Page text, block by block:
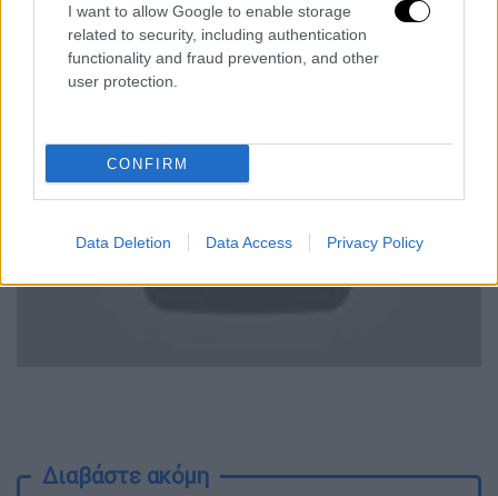
I want to allow Google to enable storage
related to security, including authentication
functionality and fraud prevention, and other
user protection.
CONFIRM
Data Deletion Data Access Privacy Policy
Χτύπησα πάρα πολύ, αλλά δεν με νοιάζει.
Σημασία έχει που το παιδί μου είναι καλά,
που είμαστε όλοι ζωντανοί».
video
Διαβάστε ακόμη